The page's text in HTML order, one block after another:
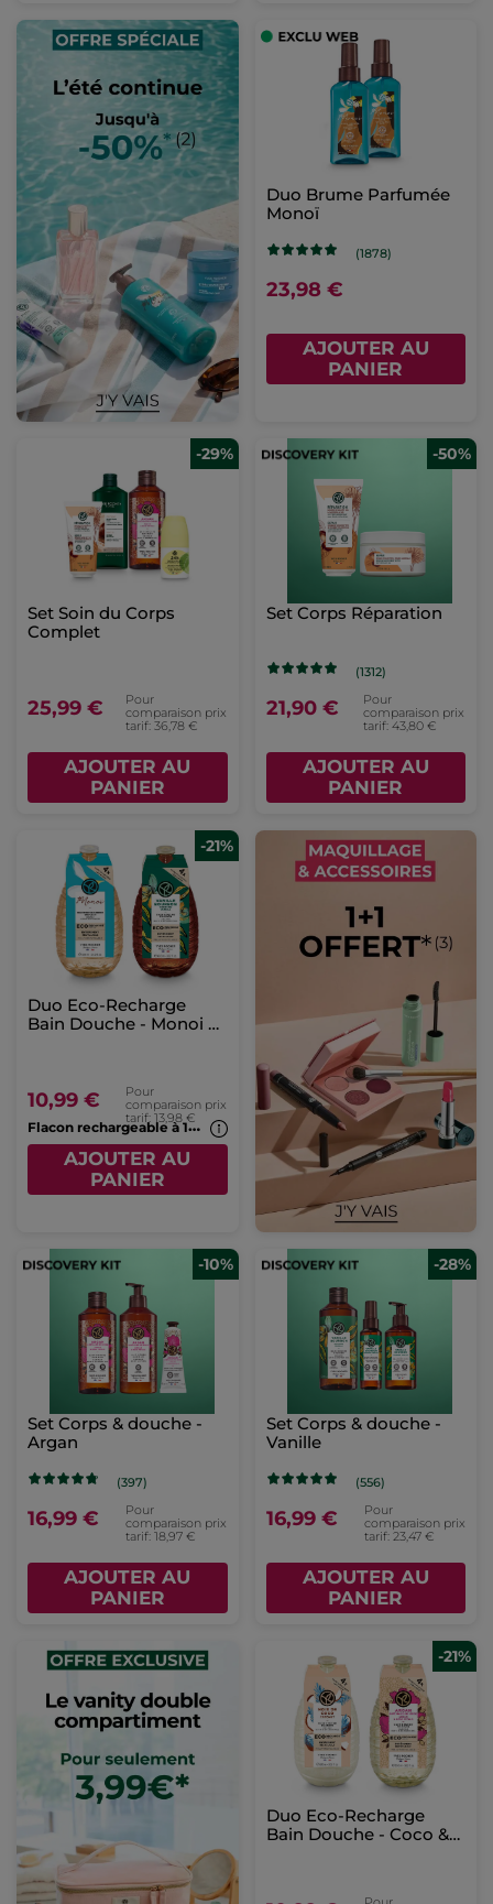
Duo Brume Parfumée
Monoï
(1878)
23,98 €
AJOUTER AU
PANIER
-29%
Set Soin du Corps
Complet
25,99 €
Pour
comparaison prix
tarif: 36,78 €
AJOUTER AU
PANIER
-50%
Set Corps Réparation
(1312)
21,90 €
Pour
comparaison prix
tarif: 43,80 €
AJOUTER AU
PANIER
-21%
Duo Eco-Recharge
Bain Douche - Monoi &
10,99 €
Pour
comparaison prix
tarif: 13,98 €F
lacon rechargeable à 1€*(7b)
AJOUTER AU
PANIER
-10%
Set Corps & douche -
Argan
(397)
16,99 €
Pour
comparaison prix
tarif: 18,97 €
AJOUTER AU
PANIER
-28%
Set Corps & douche -
Vanille
(556)
16,99 €
Pour
comparaison prix
tarif: 23,47 €
AJOUTER AU
PANIER
-21%
Duo Eco-Recharge
Bain Douche - Coco &